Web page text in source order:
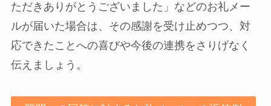
ただきありがとうございました」などのお礼メー
ルが届いた場合は、その感謝を受け止めつつ、対
応できたことへの喜びや今後の連携をさりげなく
伝えましょう。